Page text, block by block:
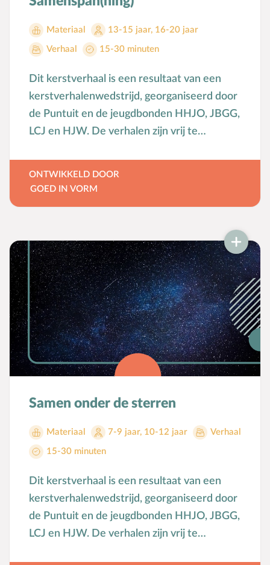
Materiaal 13-15 jaar, 16-20 jaar
Verhaal 15-30 minuten
Dit kerstverhaal is een resultaat van een
kerstverhalenwedstrijd, georganiseerd door
de Puntuit en de jeugdbonden HHJO, JBGG,
LCJ en HJW. De verhalen zijn vrij te
ONTWIKKELD DOOR
GOED IN VORM
Samen onder de sterren
Materiaal 7-9 jaar, 10-12 jaar Verhaal
15-30 minuten
Dit kerstverhaal is een resultaat van een
kerstverhalenwedstrijd, georganiseerd door
de Puntuit en de jeugdbonden HHJO, JBGG,
LCJ en HJW. De verhalen zijn vrij te